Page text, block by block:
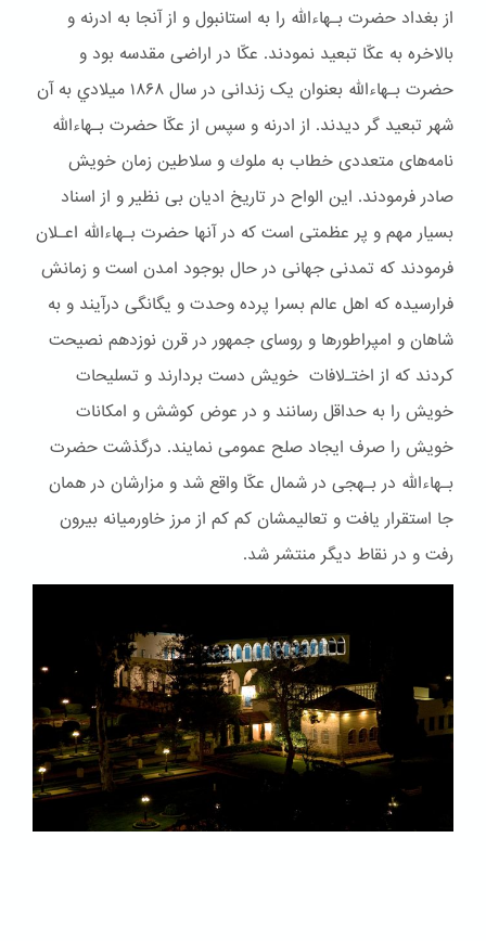
از بغداد حضرت بـهاءالله را به استانبول و از آنجا به ادرنه و
بالاخره به عکّا تبعید نمودند. عکّا در اراضی مقدسه بود و
حضرت بـهاءالله بعنوان یک زندانی در سال ۱۸۶۸ ميلادي به آن
شهر تبعيد گر ديدند. از ادرنه و سپس از عکّا حضرت بـهاءالله
نامه‌های متعددی خطاب به ملوك و سلاطین زمان خویش
صادر فرمودند. این الواح در تاریخ ادیان بی نظیر و از اسناد
بسیار مهم و پر عظمتی است که در آنها حضرت بـهاءالله اعـلان
فرمودند که تمدنی جهانی در حال بوجود امدن است و زمانش
فرارسیده که اهل عالم بسرا پرده وحدت و یگانگی درآیند و به
شاهان و امپراطورها و روسای جمهور در قرن نوزدهم نصیحت
کردند که از اختـﻻفات خویش دست بردارند و تسلیحات
خویش را به حداقل رسانند و در عوض کوشش و امکانات
خویش را صرف ایجاد صلح عمومی نمایند. درگذشت حضرت
بـهاءالله در بـهجی در شمال عکّا واقع شد و مزارشان در همان
جا استقرار یافت و تعالیمشان کم کم از مرز خاورمیانه بیرون
رفت و در نقاط دیگر منتشر شد.